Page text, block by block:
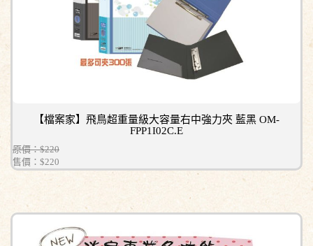
【檔案家】飛鳥超重量級大容量右中強力夾 藍黑 OM-
FPP1I02C.E
原價：$220
售價： $220